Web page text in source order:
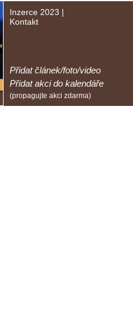
Inzerce 2023 |
Kontakt
Přidat článek/foto/video
Přidat akci do kalendáře
(propagujte akci zdarma)